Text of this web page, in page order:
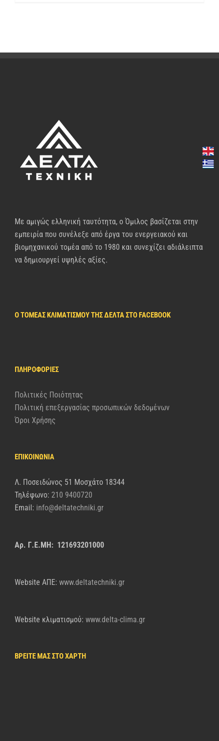
Με αμιγώς ελληνική ταυτότητα, ο Όμιλος βασίζεται στην
εμπειρία που συνέλεξε από έργα του ενεργειακού και
βιομηχανικού τομέα από το 1980 και συνεχίζει αδιάλειπτα
να δημιουργεί υψηλές αξίες.
Ο ΤΟΜΈΑΣ ΚΛΙΜΑΤΙΣΜΟΎ ΤΗΣ ΔΈΛΤΑ ΣΤΟ FACEBOOK
ΠΛΗΡΟΦΟΡΊΕΣ
Πολιτικές Ποιότητας
Πολιτική επεξεργασίας προσωπικών δεδομένων
Όροι Χρήσης
ΕΠΙΚΟΙΝΩΝΙΑ
Λ. Ποσειδώνος 51 Μοσχάτο 18344
Τηλέφωνο: 210 9400720
Email: info@deltatechniki.gr
Αρ. Γ.Ε.ΜΗ: 121693201000
Website AΠΕ: www.deltatechniki.gr
Website κλιματισμού: www.delta-clima.gr
ΒΡΕΙΤΕ ΜΑΣ ΣΤΟ ΧΑΡΤΗ